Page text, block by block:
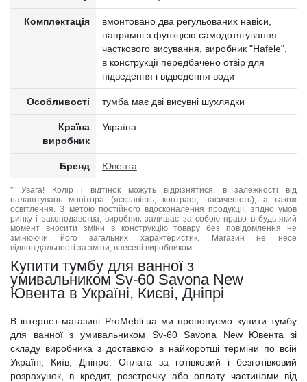
Комплектація
вмонтовано два регульованих навіси,
напрямні з функцією самодотягування
часткового висування, виробник "Hafele",
в конструкції передбачено отвір для
підведення і відведення води
Особливості тумба має дві висувні шухлядки
Країна
виробник
Україна
Бренд Ювента
* Увага! Колір і відтінок можуть відрізнятися, в залежності від
налаштувань монітора (яскравість, контраст, насиченість), а також
освітлення. З метою постійного вдосконалення продукції, згідно умов
ринку і законодавства, виробник залишає за собою право в будь-який
момент вносити зміни в конструкцію товару без повідомлення не
змінюючи його загальних характеристик. Магазин не несе
відповідальності за зміни, внесені виробником.
Купити тумбу для ванної з
умивальником Sv-60 Savona New
Ювента в Україні, Києві, Дніпрі
В інтернет-магазині ProMebli.ua ми пропонуємо купити тумбу
для ванної з умивальником Sv-60 Savona New Ювента зі
складу виробника з доставкою в найкоротші терміни по всій
Україні, Київ, Дніпро. Оплата за готівковий і безготівковий
розрахунок, в кредит, розстрочку або оплату частинами від